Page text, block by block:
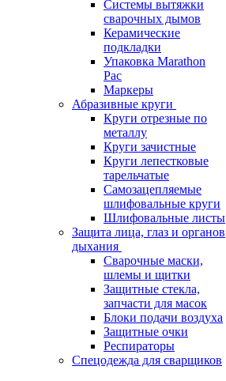
Системы вытяжки
сварочных дымов
Керамические
подкладки
Упаковка Marathon
Pac
Маркеры
Абразивные круги
Круги отрезные по
металлу
Круги зачистные
Круги лепестковые
тарельчатые
Самозацепляемые
шлифовальные круги
Шлифовальные листы
Защита лица, глаз и органов
дыхания
Сварочные маски,
шлемы и щитки
Защитные стекла,
запчасти для масок
Блоки подачи воздуха
Защитные очки
Респираторы
Спецодежда для сварщиков